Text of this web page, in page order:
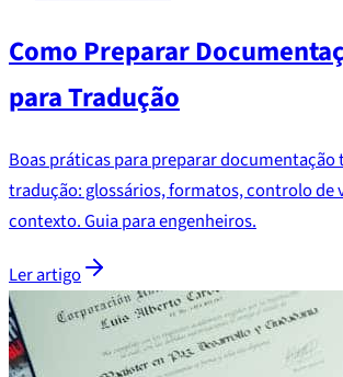
Como Preparar
para Tradução
Boas práticas para preparar documentação
tradução: glossários, formatos, controlo de
contexto. Guia para engenheiros.
Ler artigo